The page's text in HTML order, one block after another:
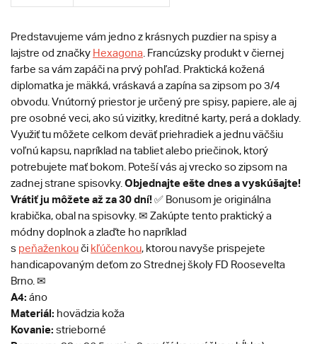
Predstavujeme vám jedno z krásnych puzdier na spisy a
lajstre od značky Hexagona . Francúzsky produkt v čiernej
farbe sa vám zapáči na prvý pohľad. Praktická kožená
diplomatka je mäkká, vráskavá a zapína sa zipsom po 3/4
obvodu. Vnútorný priestor je určený pre spisy, papiere, ale aj
pre osobné veci, ako sú vizitky, kreditné karty, perá a doklady.
Využiť tu môžete celkom deväť priehradiek a jednu väčšiu
voľnú kapsu, napríklad na tabliet alebo priečinok, ktorý
potrebujete mať bokom. Poteší vás aj vrecko so zipsom na
zadnej strane spisovky. Objednajte ešte dnes a vyskúšajte!
Vrátiť ju môžete až za 30 dní!✅ Bonusom je originálna
krabička, obal na spisovky. ✉ Zakúpte tento praktický a
módny doplnok a zlaďte ho napríklad
s peňaženkouči kľúčenkou, ktorou navyše prispejete
handicapovaným deťom zo Strednej školy FD Roosevelta
Brno. ✉
A4: áno
Materiál: hovädzia koža
Kovanie: strieborné